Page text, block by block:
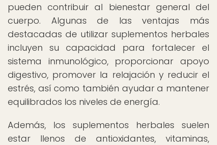
pueden contribuir al bienestar general del
cuerpo. Algunas de las ventajas más
destacadas de utilizar suplementos herbales
incluyen su capacidad para fortalecer el
sistema inmunológico, proporcionar apoyo
digestivo, promover la relajación y reducir el
estrés, así como también ayudar a mantener
equilibrados los niveles de energía.
Además, los suplementos herbales suelen
estar llenos de antioxidantes, vitaminas,